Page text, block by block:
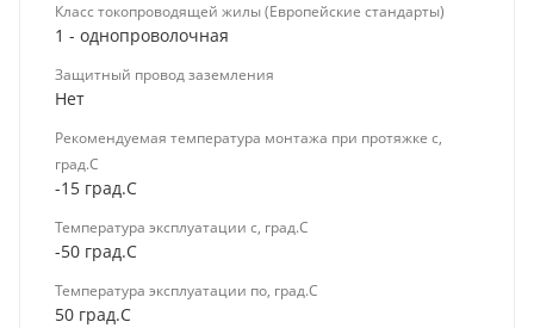
Класс токопроводящей жилы (Европейские стандарты)
1 - однопроволочная
Защитный провод заземления
Нет
Рекомендуемая температура монтажа при протяжке с,
град.C
-15 град.C
Температура эксплуатации с, град.C
-50 град.C
Температура эксплуатации по, град.C
50 град.C